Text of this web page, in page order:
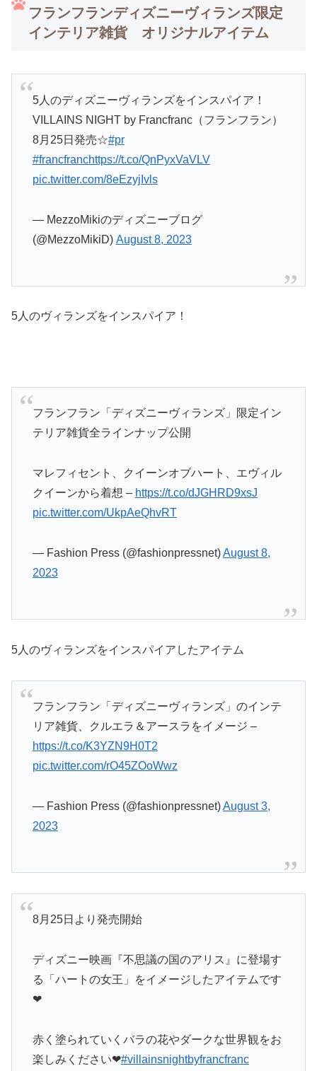
フランフランディズニーヴィランズ限定
インテリア雑貨 オリジナルアイテム
5人のディズニーヴィランズをインスパイア！
VILLAINS NIGHT by Francfranc（フランフラン）
8月25日発売☆#pr
#francfranchttps://t.co/QnPyxVaVLV
pic.twitter.com/8eEzyjIvls
— MezzoMikiのディズニーブログ
(@MezzoMikiD) August 8, 2023
5人のヴィランズをインスパイア！
フランフラン「ディズニーヴィランズ」限定イン
テリア雑貨全ラインナップ公開
マレフィセント、クイーンオブハート、エヴィル
クイーンから着想 – https://t.co/dJGHRD9xsJ
pic.twitter.com/UkpAeQhvRT
— Fashion Press (@fashionpressnet)August 8,
2023
5人のヴィランズをインスパイアしたアイテム
フランフラン「ディズニーヴィランズ」のインテ
リア雑貨、クルエラ＆アースラをイメージ –
https://t.co/K3YZN9H0T2
pic.twitter.com/rO45ZOoWwz
— Fashion Press (@fashionpressnet)August 3,
2023
8月25日より発売開始
ディズニー映画『不思議の国のアリス』に登場す
る「ハートの女王」をイメージしたアイテムです
❤
赤く塗られていくバラの花やダークな世界観をお
楽しみください❤#villainsnightbyfrancfranc